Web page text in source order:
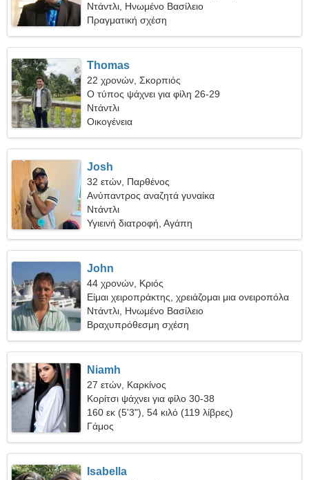
Ντάντλι, Ηνωμένο Βασίλειο
Πραγματική σχέση
Thomas
22 χρονών, Σκορπιός
Ο τύπος ψάχνει για φίλη 26-29
Ντάντλι
Οικογένεια
Josh
32 ετών, Παρθένος
Ανύπαντρος αναζητά γυναίκα
Ντάντλι
Υγιεινή διατροφή, Αγάπη
John
44 χρονών, Κριός
Είμαι χειροπράκτης, χρειάζομαι μια ονειροπόλα
γυναίκα
Ντάντλι, Ηνωμένο Βασίλειο
Βραχυπρόθεσμη σχέση
Niamh
27 ετών, Καρκίνος
Κορίτσι ψάχνει για φίλο 30-38
160 εκ (5'3"), 54 κιλό (119 λίβρες)
Γάμος
Isabella